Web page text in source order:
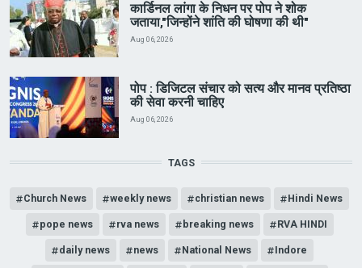
कार्डिनल लांगा के निधन पर पोप ने शोक
जताया,"जिन्होंने शांति की घोषणा की थी"
Aug 06, 2026
पोप : डिजिटल संचार को सत्य और मानव प्रतिष्ठा
की सेवा करनी चाहिए
Aug 06, 2026
TAGS
Church News weekly news christian news Hindi News
pope news rva news breaking news RVA HINDI
daily news news National News Indore